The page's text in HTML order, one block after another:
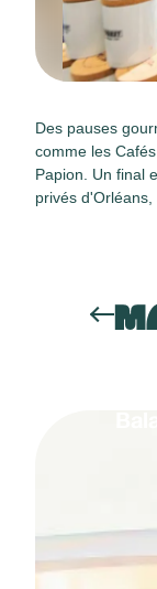
Des pauses
comme les
Papion. Un final
privés d'Orléans,